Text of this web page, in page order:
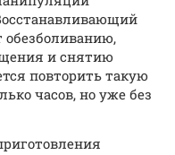
обезболиванию,
и снятию
повторить такую
часов, но уже без